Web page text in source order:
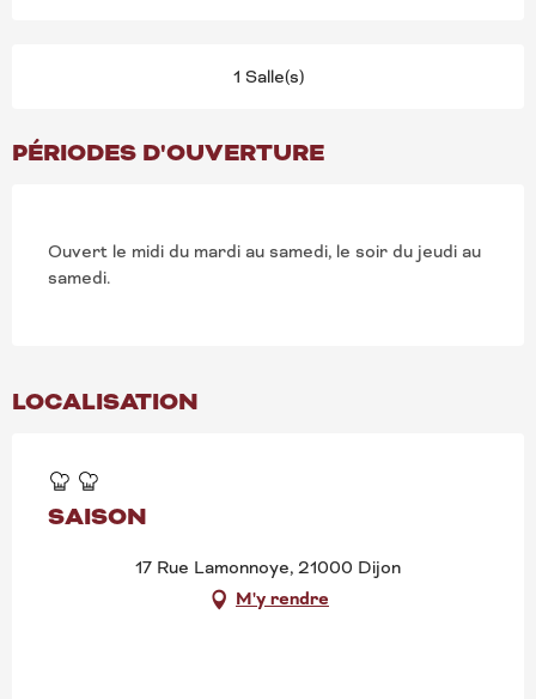
1 Salle(s)
PÉRIODES D'OUVERTURE
Ouvert le midi du mardi au samedi, le soir du jeudi au
samedi.
LOCALISATION
SAISON
17 Rue Lamonnoye, 21000 Dijon
M'y rendre